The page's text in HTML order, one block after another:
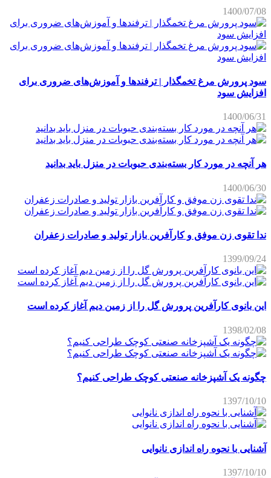
1400/07/08
سود پرورش مرغ تخمگذار | ترفندها و آموزش‌های ضروری برای
افزایش سود
1400/06/31
هر آنچه در مورد کار بسته‌بندی حبوبات در منزل باید بدانید
1400/06/30
ندا تقوی زن موفق و کارآفرین بازار تولید و صادرات زعفران
1399/09/24
این بانوی کارآفرین پرورش گل را از زمین دیم آغاز کرده است
1398/02/08
چگونه یک آشپزخانه صنعتی کوچک طراحی کنیم؟
1397/10/10
آشنایی با نحوه راه اندازی نانوایی
1397/10/10